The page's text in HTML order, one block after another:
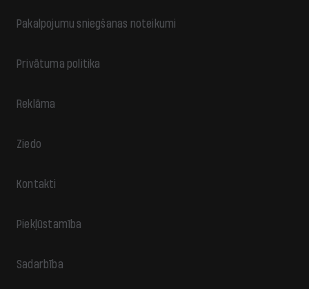
Pakalpojumu sniegšanas noteikumi
Privātuma politika
Reklāma
Ziedo
Kontakti
Piekļūstamība
Sadarbība